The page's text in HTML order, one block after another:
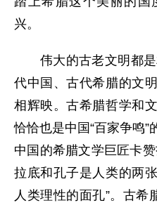
兴。
伟大的古老文明都是
代中国、古代希腊的文
相辉映。古希腊哲学和
恰恰也是中国“百家争鸣”
中国的希腊文学巨匠卡
拉底和孔子是人类的两
人类理性的面孔”。古希